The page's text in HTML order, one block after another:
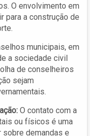
O envolvimento em
para a construção de
municipais, em
a sociedade civil
de conselheiros
sejam
O contato com a
ou físicos é uma
demandas e